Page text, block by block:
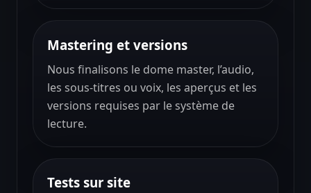
Mastering et versions
Nous finalisons le dome master, l’audio,
les sous-titres ou voix, les aperçus et les
versions requises par le système de
lecture.
Tests sur site